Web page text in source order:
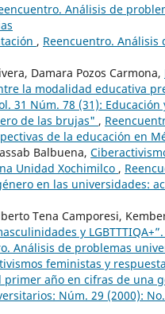
Análisis de
, Reencuentro.
Damara Pozos Carmona,
la modalidad educativa
31 Núm. 78 (31): Educación
de las brujas" ,
de la educación en
Balbuena,
Unidad Xochimilco ,
en las universidades:
Tena Camporesi,
y
Análisis de problemas
feministas y
primer año en cifras de una
Núm. 29 (2000):